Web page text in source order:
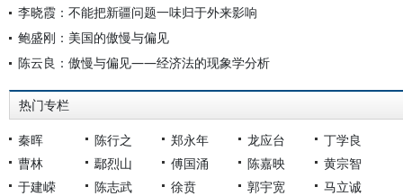
李晓霞：不能把新疆问题一味归于外来影响
鲍盛刚：美国的傲慢与偏见
陈云良：傲慢与偏见——经济法的现象学分析
热门专栏
秦晖 陈行之 郑永年 龙应台
丁学良
曹林
鄢烈山 傅国涌 陈嘉映
黄宗智
于建嵘
陈志武 徐贲 郭宇宽
马立诚